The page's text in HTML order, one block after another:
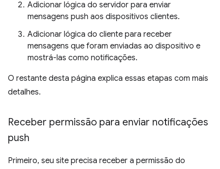
Adicionar lógica do servidor para enviar
mensagens push aos dispositivos clientes.
Adicionar lógica do cliente para receber
mensagens que foram enviadas ao dispositivo e
mostrá-las como notificações.
O restante desta página explica essas etapas com mais
detalhes.
Receber permissão para enviar notificações
push
Primeiro, seu site precisa receber a permissão do